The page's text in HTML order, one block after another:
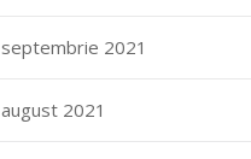
septembrie 2021
august 2021